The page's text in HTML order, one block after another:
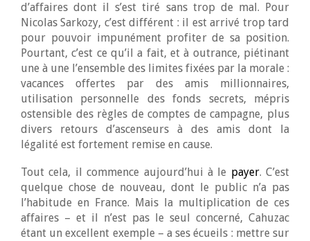
d’affaires dont il s’est tiré sans trop de mal. Pour
Nicolas Sarkozy, c’est différent : il est arrivé trop tard
pour pouvoir impunément profiter de sa position.
Pourtant, c’est ce qu’il a fait, et à outrance, piétinant
une à une l’ensemble des limites fixées par la morale :
vacances offertes par des amis millionnaires,
utilisation personnelle des fonds secrets, mépris
ostensible des règles de comptes de campagne, plus
divers retours d’ascenseurs à des amis dont la
légalité est fortement remise en cause.
Tout cela, il commence aujourd’hui à le payer. C’est
quelque chose de nouveau, dont le public n’a pas
l’habitude en France. Mais la multiplication de ces
affaires – et il n’est pas le seul concerné, Cahuzac
étant un excellent exemple – a ses écueils : mettre sur